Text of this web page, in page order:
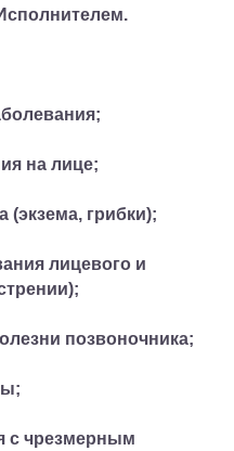
на лице;
грибки);
лицевого и
позвоночника;
с чрезмерным